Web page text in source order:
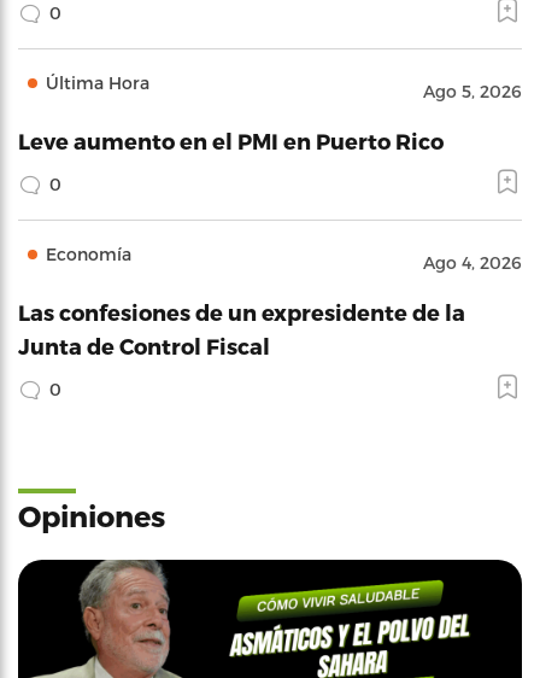
0
Última Hora Ago 5, 2026
Leve aumento en el PMI en Puerto Rico
0
Economía Ago 4, 2026
Las confesiones de un expresidente de la
Junta de Control Fiscal
0
Opiniones